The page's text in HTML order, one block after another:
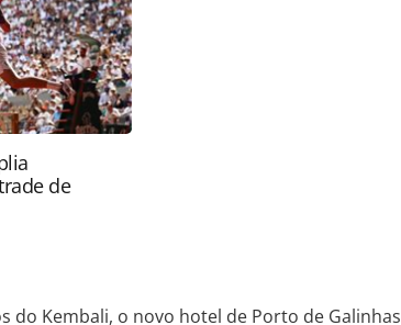
de
do Kembali, o novo hotel de Porto de Galinhas